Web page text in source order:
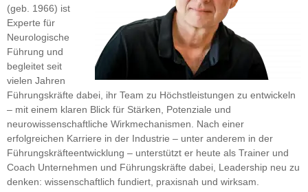
(geb. 1966) ist
Experte für
Neurologische
Führung und
begleitet seit
vielen Jahren
Führungskräfte dabei, ihr Team zu Höchstleistungen zu entwickeln
– mit einem klaren Blick für Stärken, Potenziale und
neurowissenschaftliche Wirkmechanismen. Nach einer
erfolgreichen Karriere in der Industrie – unter anderem in der
Führungskräfteentwicklung – unterstützt er heute als Trainer und
Coach Unternehmen und Führungskräfte dabei, Leadership neu zu
denken: wissenschaftlich fundiert, praxisnah und wirksam.